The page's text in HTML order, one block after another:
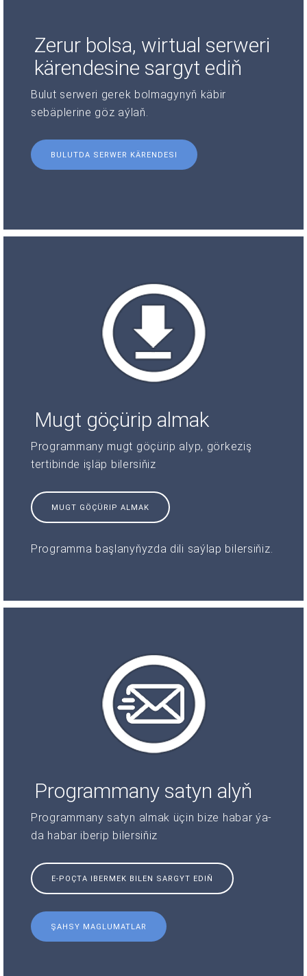
Zerur bolsa, wirtual serweri
kärendesine sargyt ediň
Bulut serweri gerek bolmagynyň käbir
sebäplerine göz aýlaň.
BULUTDA SERWER KÄRENDESI
Mugt göçürip almak
Programmany mugt göçürip alyp, görkeziş
tertibinde işläp bilersiňiz
MUGT GÖÇÜRIP ALMAK
Programma başlanyňyzda dili saýlap bilersiňiz.
Programmany satyn alyň
Programmany satyn almak üçin bize habar ýa-
da habar iberip bilersiňiz
E-POÇTA IBERMEK BILEN SARGYT EDIŇ
ŞAHSY MAGLUMATLAR